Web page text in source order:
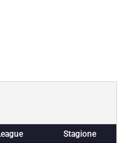
Stagione